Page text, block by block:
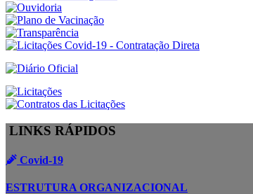
LINKS RÁPIDOS
Covid-19
ESTRUTURA ORGANIZACIONAL